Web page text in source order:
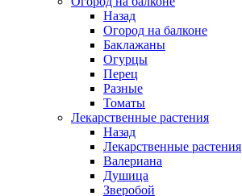
Назад
Огород на балконе
Баклажаны
Огурцы
Перец
Разные
Томаты
Лекарственные растения
Назад
Лекарственные растения
Валериана
Душица
Зверобой